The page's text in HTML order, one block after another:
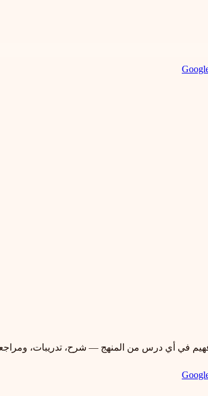
في أي درس من المنهج — شرح، تدريبات،